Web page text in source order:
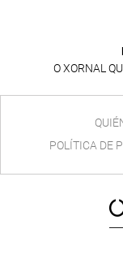
O XORNAL
POLÍTICA DE